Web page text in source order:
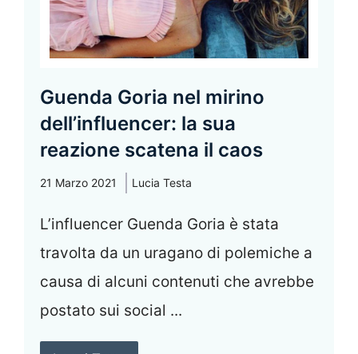
Guenda Goria nel mirino
dell’influencer: la sua
reazione scatena il caos
21 Marzo 2021 Lucia Testa
L’influencer Guenda Goria è stata
travolta da un uragano di polemiche a
causa di alcuni contenuti che avrebbe
postato sui social ...